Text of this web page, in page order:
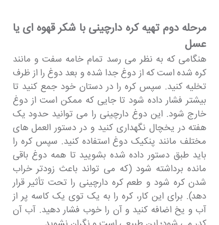
مرحله دوم تهیه کره دارچینی با شکر قهوه ای یا
عسل
هنگامی که به نظر می رسد تمام خامه سفت و مانند
کره شده است که از دوغ جدا شده و بعد دوغ را از ظرف
تخلیه کنید. سپس کره را در دستان خود جمع کنید تا
بیشتر فشار داده شود تا جایی که ممکن است از دوغ
خارج شود. این دوغ دارچینی را می توانید حدود یک
هفته در یخچال نگهداری کنید و در دستور العمل های
مختلف مانند پنکیک دوغ استفاده کنید. سپس کره را
باید طبق دستور داده شده بشویید تا همه دوغ باقی
مانده برداشته شود (که می تواند باعث زودتر خراب
شدن کره شود و طعم کره دارچینی را تحت تأثیر قرار
دهد). برای این کار، کره را به یک توی یک کاسه پر از
آب و یخ اضافه کنید و آن را خوب فشار دهید. آب آن